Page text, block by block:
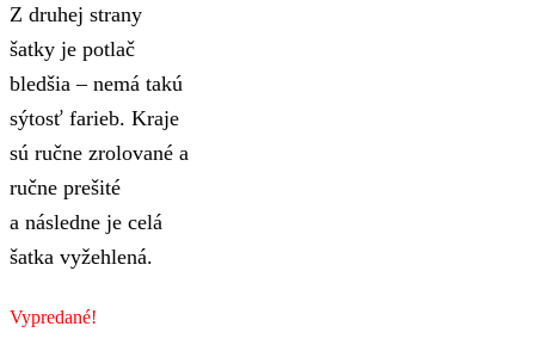
Z druhej strany
šatky je potlač
bledšia – nemá takú
sýtosť farieb. Kraje
sú ručne zrolované a
ručne prešité
a následne je celá
šatka vyžehlená.
Vypredané!